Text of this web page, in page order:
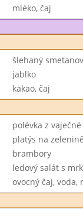
mléko, čaj
šlehaný
jablko
kakao, čaj
polévka z
platýs na
brambory
ledový salát s
ovocný čaj, voda,